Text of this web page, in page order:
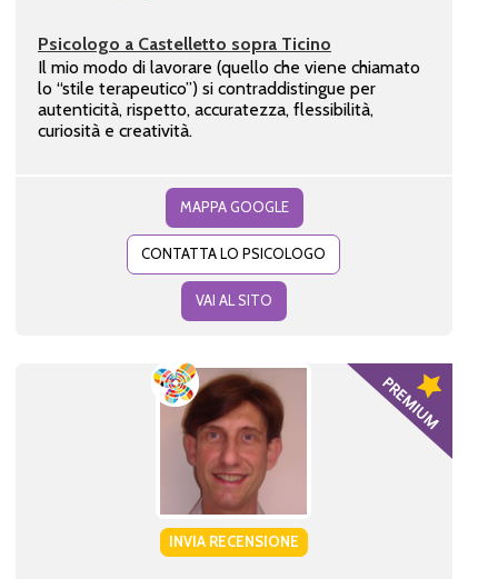
Psicologo a Castelletto sopra Ticino
Il mio modo di lavorare (quello che viene chiamato
lo “stile terapeutico”) si contraddistingue per
autenticità, rispetto, accuratezza, flessibilità,
curiosità e creatività.
MAPPA GOOGLE
CONTATTA LO PSICOLOGO
VAI AL SITO
INVIA RECENSIONE